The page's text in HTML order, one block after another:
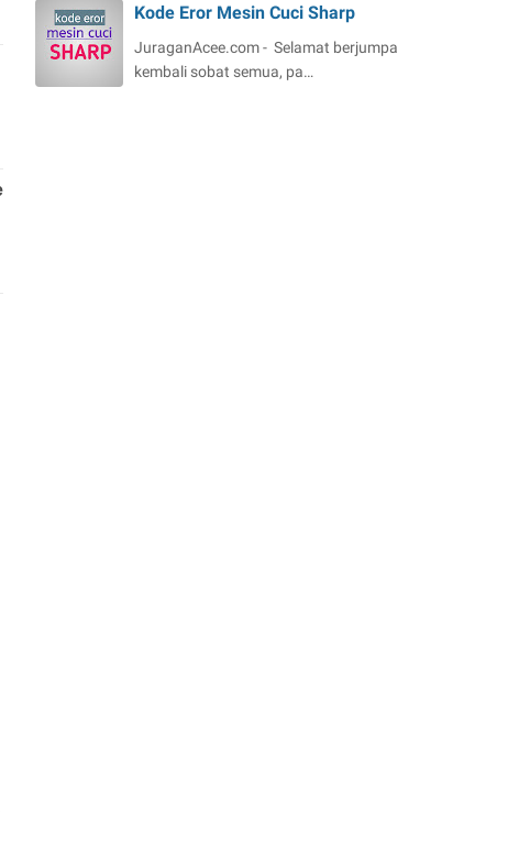
Kode Eror Mesin Cuci Sharp
JuraganAcee.com - Selamat berjumpa
kembali sobat semua, pa…